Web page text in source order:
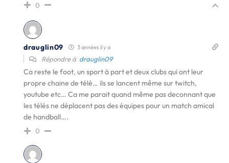
0
drauglin09 3 années il y a
Répondre à drauglin09
Ca reste le foot, un sport à part et deux clubs qui ont leur
propre chaine de télé… ils se lancent même sur twitch,
youtube etc… Ca me parait quand même pas deconnant que
les télés ne déplacent pas des équipes pour un match amical
de handball….
0